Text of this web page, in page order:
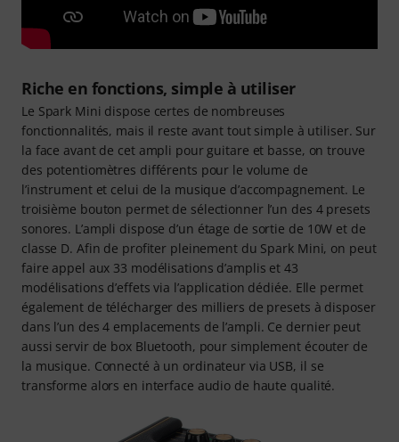
Riche en fonctions, simple à utiliser
Le Spark Mini dispose certes de nombreuses
fonctionnalités, mais il reste avant tout simple à utiliser. Sur
la face avant de cet ampli pour guitare et basse, on trouve
des potentiomètres différents pour le volume de
l’instrument et celui de la musique d’accompagnement. Le
troisième bouton permet de sélectionner l’un des 4 presets
sonores. L’ampli dispose d’un étage de sortie de 10W et de
classe D. Afin de profiter pleinement du Spark Mini, on peut
faire appel aux 33 modélisations d’amplis et 43
modélisations d’effets via l’application dédiée. Elle permet
également de télécharger des milliers de presets à disposer
dans l’un des 4 emplacements de l’ampli. Ce dernier peut
aussi servir de box Bluetooth, pour simplement écouter de
la musique. Connecté à un ordinateur via USB, il se
transforme alors en interface audio de haute qualité.